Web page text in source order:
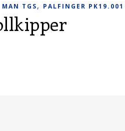
MAN TGS, PALFINGER PK19.001